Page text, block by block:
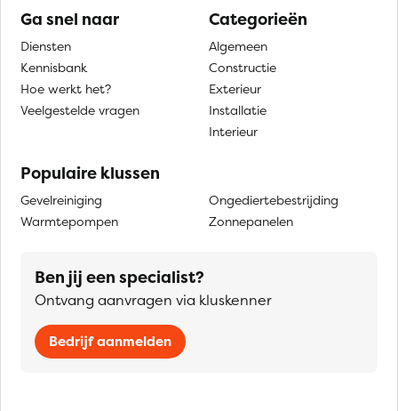
Ga snel naar
Diensten
Kennisbank
Hoe werkt het?
Veelgestelde vragen
Categorieën
Algemeen
Constructie
Exterieur
Installatie
Interieur
Populaire klussen
Gevelreiniging
Warmtepompen
Ongediertebestrijding
Zonnepanelen
Ben jij een specialist?
Ontvang aanvragen via kluskenner
Bedrijf aanmelden